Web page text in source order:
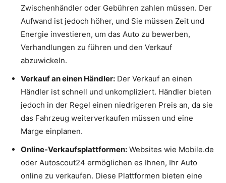
Zwischenhändler oder Gebühren zahlen müssen. Der
Aufwand ist jedoch höher, und Sie müssen Zeit und
Energie investieren, um das Auto zu bewerben,
Verhandlungen zu führen und den Verkauf
abzuwickeln.
Verkauf an einen Händler: Der Verkauf an einen
Händler ist schnell und unkompliziert. Händler bieten
jedoch in der Regel einen niedrigeren Preis an, da sie
das Fahrzeug weiterverkaufen müssen und eine
Marge einplanen.
Online-Verkaufsplattformen: Websites wie Mobile.de
oder Autoscout24 ermöglichen es Ihnen, Ihr Auto
online zu verkaufen. Diese Plattformen bieten eine